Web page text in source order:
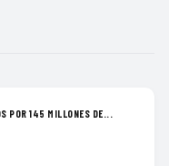
POR 145 MILLONES DE...